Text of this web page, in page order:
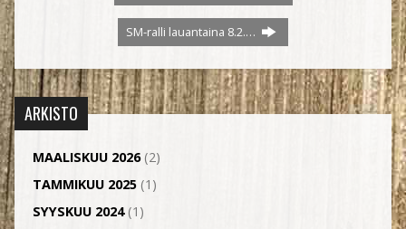
SM-ralli lauantaina 8.2.…
ARKISTO
MAALISKUU 2026(2)
TAMMIKUU 2025(1)
SYYSKUU 2024(1)